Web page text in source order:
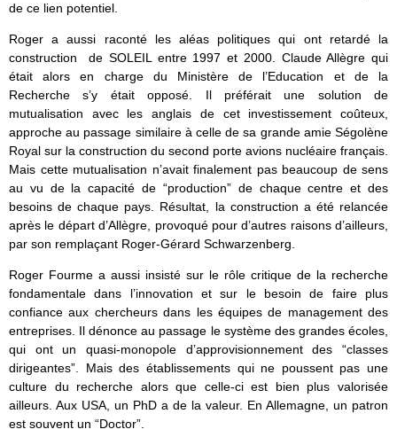
de ce lien potentiel.
Roger a aussi raconté les aléas politiques qui ont retardé la
construction de SOLEIL entre 1997 et 2000. Claude Allègre qui
était alors en charge du Ministère de l’Education et de la
Recherche s’y était opposé. Il préférait une solution de
mutualisation avec les anglais de cet investissement coûteux,
approche au passage similaire à celle de sa grande amie Ségolène
Royal sur la construction du second porte avions nucléaire français.
Mais cette mutualisation n’avait finalement pas beaucoup de sens
au vu de la capacité de “production” de chaque centre et des
besoins de chaque pays. Résultat, la construction a été relancée
après le départ d’Allègre, provoqué pour d’autres raisons d’ailleurs,
par son remplaçant Roger-Gérard Schwarzenberg.
Roger Fourme a aussi insisté sur le rôle critique de la recherche
fondamentale dans l’innovation et sur le besoin de faire plus
confiance aux chercheurs dans les équipes de management des
entreprises. Il dénonce au passage le système des grandes écoles,
qui ont un quasi-monopole d’approvisionnement des “classes
dirigeantes”. Mais des établissements qui ne poussent pas une
culture du recherche alors que celle-ci est bien plus valorisée
ailleurs. Aux USA, un PhD a de la valeur. En Allemagne, un patron
est souvent un “Doctor”.